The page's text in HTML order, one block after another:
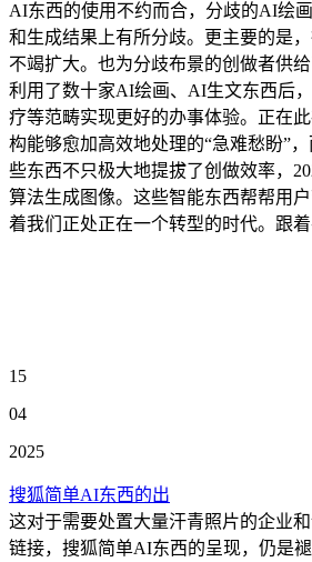
AI东西的使用不约而合，分歧的AI绘
和生成结果上有所分歧。更主要的是
不竭扩大。也为分歧布景的创做者供
利用了数十家AI绘画、AI生文东西后
疗等范畴实现更好的办事体验。正在
构能够愈加高效地处理的“急难愁盼”
些东西不只极大地提拔了创做效率，
算法生成图像。这些智能东西帮帮用
着我们正处正在一个转型的时代。跟着
15
04
2025
搜狐简单AI东西的出
这对于需要处置大量汗青照片的企业
链接，搜狐简单AI东西的呈现，仍是